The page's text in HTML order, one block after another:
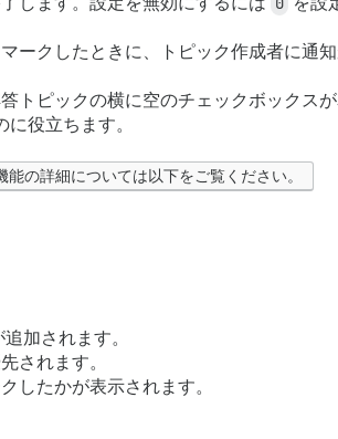
ークしたときに、トピック作成者に通
トピックの横に空のチェックボックス
役立ちます。
の詳細については以下をご覧ください。
加されます。
されます。
したかが表示されます。